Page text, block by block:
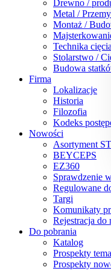
Drewno /
Metal /
Montaż /
Technika
Stolarstwo /
Budowa
Firma
Lokalizacje
Historia
Filozofia
Kodeks
Nowości
Asortyment
BEYCEPS
EZ360
Sprawdzenie
Regulowane
Targi
Komunikaty
Rejestracja do
Do pobrania
Katalog
Prospekty
Prospekty